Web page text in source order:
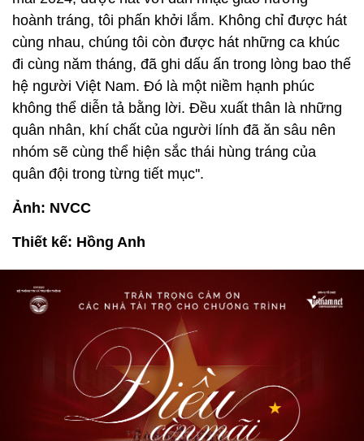
hoành tráng, tôi phấn khởi lắm. Không chỉ được hát
cùng nhau, chúng tôi còn được hát những ca khúc
đi cùng năm tháng, đã ghi dấu ấn trong lòng bao thế
hệ người Việt Nam. Đó là một niềm hạnh phúc
không thể diễn tả bằng lời. Đều xuất thân là những
quân nhân, khí chất của người lính đã ăn sâu nên
nhóm sẽ cùng thể hiện sắc thái hùng tráng của
quân đội trong từng tiết mục''.
Ảnh: NVCC
Thiết kế: Hồng Anh